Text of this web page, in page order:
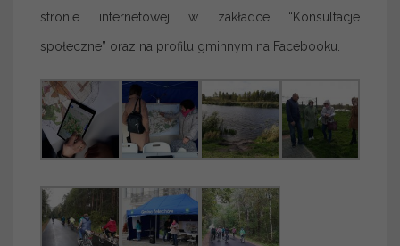
stronie internetowej w zakładce “Konsultacje
społeczne” oraz na profilu gminnym na Facebooku.